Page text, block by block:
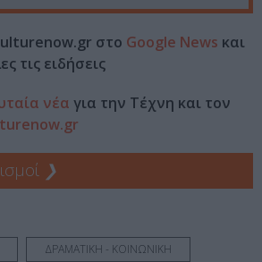
στο Google News και
τις ειδήσεις
νέα για την Τέχνη και τον
❯
ΔΡΑΜΑΤΙΚΗ - ΚΟΙΝΩΝΙΚΗ